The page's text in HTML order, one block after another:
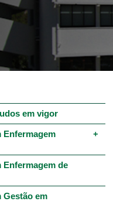
em vigor
Enfermagem
Enfermagem de
Gestão em